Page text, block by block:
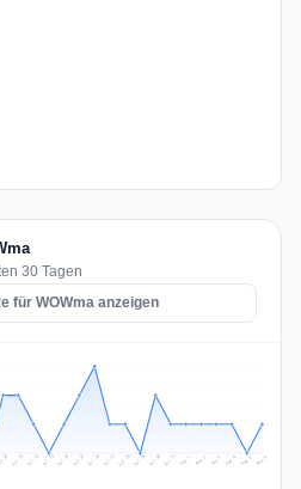
30 Tagen
für WOWma anzeigen
20 Jul 21 Jul 22 Jul 23 Jul 24 Jul 25 Jul 26 Jul 27 Jul 28 Jul 29 Jul 30 Jul 31 Aug 1 Aug 2 Aug 3 Aug 4 Aug 5 Aug 6